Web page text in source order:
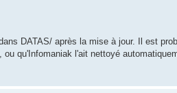
DATAS/ après la mise à jour. Il est
qu'Infomaniak l'ait nettoyé